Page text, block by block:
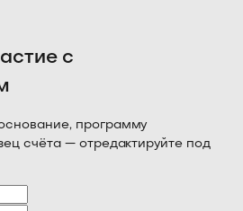
с
программу
счёта — отредактируйте под